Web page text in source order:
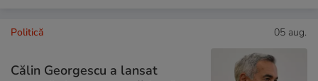
Politică 05 aug.
Călin Georgescu a lansat